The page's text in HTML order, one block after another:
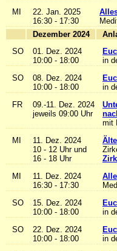
MI
22. Jan. 2025
16:30 - 17:30
Dezember 2024
SO
01. Dez. 2024
10:00 - 18:00
in
SO
08. Dez. 2024
10:00 - 18:00
in
FR
09.-11. Dez. 2024
jeweils 09:00 Uhr
mit
MI
11. Dez. 2024
10 - 12 Uhr und
16 - 18 Uhr
MI
11. Dez. 2024
16:30 - 17:30
SO
15. Dez. 2024
10:00 - 18:00
in
SO
22. Dez. 2024
10:00 - 18:00
in